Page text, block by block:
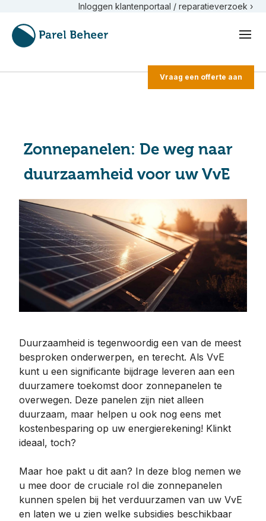
Vraag een offerte aan
Inloggen klantenportaal / reparatieverzoek ›
Zonnepanelen: De weg naar
duurzaamheid voor uw VvE
Duurzaamheid is tegenwoordig een van de meest
besproken onderwerpen, en terecht. Als VvE
kunt u een significante bijdrage leveren aan een
duurzamere toekomst door zonnepanelen te
overwegen. Deze panelen zijn niet alleen
duurzaam, maar helpen u ook nog eens met
kostenbesparing op uw energierekening! Klinkt
ideaal, toch?
Maar hoe pakt u dit aan? In deze blog nemen we
u mee door de cruciale rol die zonnepanelen
kunnen spelen bij het verduurzamen van uw VvE
en laten we u zien welke subsidies beschikbaar